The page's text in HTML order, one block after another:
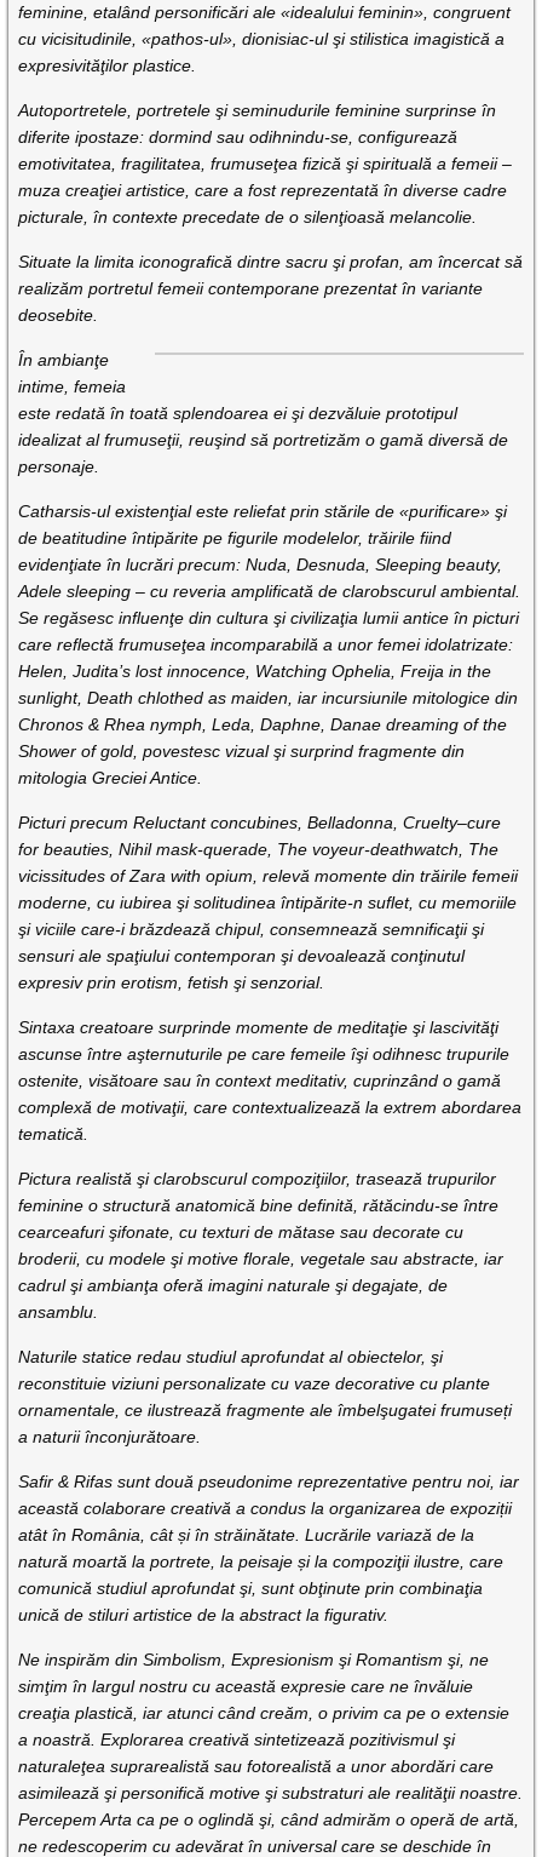
feminine, etalând personificări ale «idealului feminin», congruent
cu vicisitudinile, «pathos-ul», dionisiac-ul şi stilistica imagistică a
expresivităţilor plastice.
Autoportretele, portretele şi seminudurile feminine surprinse în
diferite ipostaze: dormind sau odihnindu-se, configurează
emotivitatea, fragilitatea, frumuseţea fizică şi spirituală a femeii –
muza creaţiei artistice, care a fost reprezentată în diverse cadre
picturale, în contexte precedate de o silenţioasă melancolie.
Situate la limita iconografică dintre sacru şi profan, am încercat să
realizăm portretul femeii contemporane prezentat în variante
deosebite.
În ambianţe
intime, femeia
este redată în toată splendoarea ei şi dezvăluie prototipul
idealizat al frumuseţii, reuşind să portretizăm o gamă diversă de
personaje.
Catharsis-ul existenţial este reliefat prin stările de «purificare» şi
de beatitudine întipărite pe figurile modelelor, trăirile fiind
evidenţiate în lucrări precum: Nuda, Desnuda, Sleeping beauty,
Adele sleeping – cu reveria amplificată de clarobscurul ambiental.
Se regăsesc influenţe din cultura şi civilizaţia lumii antice în picturi
care reflectă frumuseţea incomparabilă a unor femei idolatrizate:
Helen, Judita’s lost innocence, Watching Ophelia, Freija in the
sunlight, Death chlothed as maiden, iar incursiunile mitologice din
Chronos & Rhea nymph, Leda, Daphne, Danae dreaming of the
Shower of gold, povestesc vizual şi surprind fragmente din
mitologia Greciei Antice.
Picturi precum Reluctant concubines, Belladonna, Cruelty–cure
for beauties, Nihil mask-querade, The voyeur-deathwatch, The
vicissitudes of Zara with opium, relevă momente din trăirile femeii
moderne, cu iubirea şi solitudinea întipărite-n suflet, cu memoriile
şi viciile care-i brăzdează chipul, consemnează semnificaţii şi
sensuri ale spaţiului contemporan şi devoalează conţinutul
expresiv prin erotism, fetish şi senzorial.
Sintaxa creatoare surprinde momente de meditaţie şi lascivităţi
ascunse între aşternuturile pe care femeile îşi odihnesc trupurile
ostenite, visătoare sau în context meditativ, cuprinzând o gamă
complexă de motivaţii, care contextualizează la extrem abordarea
tematică.
Pictura realistă şi clarobscurul compoziţiilor, trasează trupurilor
feminine o structură anatomică bine definită, rătăcindu-se între
cearceafuri şifonate, cu texturi de mătase sau decorate cu
broderii, cu modele şi motive florale, vegetale sau abstracte, iar
cadrul şi ambianţa oferă imagini naturale şi degajate, de
ansamblu.
Naturile statice redau studiul aprofundat al obiectelor, şi
reconstituie viziuni personalizate cu vaze decorative cu plante
ornamentale, ce ilustrează fragmente ale îmbelşugatei frumuseți
a naturii înconjurătoare.
Safir & Rifas sunt două pseudonime reprezentative pentru noi, iar
această colaborare creativă a condus la organizarea de expoziții
atât în România, cât și în străinătate. Lucrările variază de la
natură moartă la portrete, la peisaje și la compoziţii ilustre, care
comunică studiul aprofundat şi, sunt obţinute prin combinaţia
unică de stiluri artistice de la abstract la figurativ.
Ne inspirăm din Simbolism, Expresionism şi Romantism şi, ne
simţim în largul nostru cu această expresie care ne învăluie
creaţia plastică, iar atunci când creăm, o privim ca pe o extensie
a noastră. Explorarea creativă sintetizează pozitivismul şi
naturaleţea suprarealistă sau fotorealistă a unor abordări care
asimilează şi personifică motive şi substraturi ale realităţii noastre.
Percepem Arta ca pe o oglindă şi, când admirăm o operă de artă,
ne redescoperim cu adevărat în universal care se deschide în